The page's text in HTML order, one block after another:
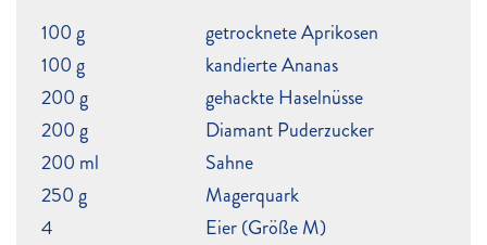
100 g
getrocknete Aprikosen
100 g
kandierte Ananas
200 g
gehackte Haselnüsse
200 g
Diamant Puderzucker
200 ml
Sahne
250 g
Magerquark
4
Eier (Größe M)